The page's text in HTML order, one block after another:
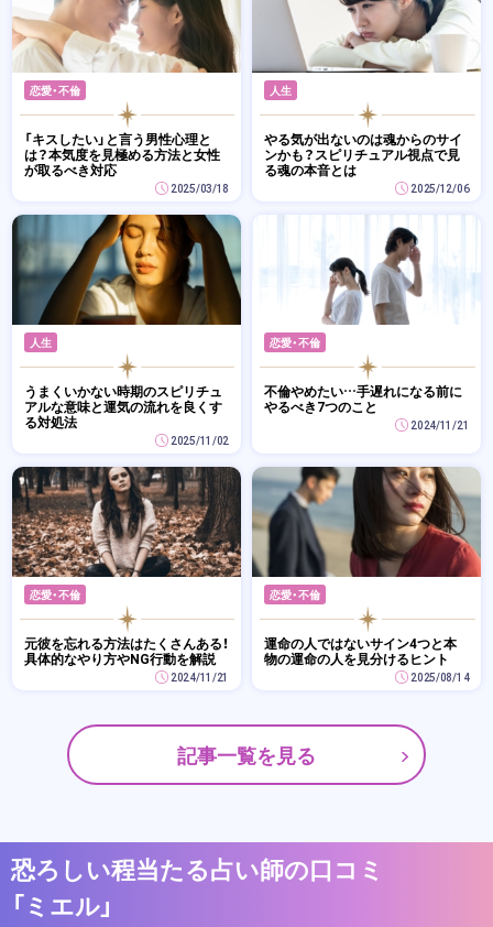
恋愛・不倫
「キスしたい」と言う男性心理と
は？本気度を見極める方法と女性
が取るべき対応
2025/03/18
人生
やる気が出ないのは魂からのサイ
ンかも？スピリチュアル視点で見
る魂の本音とは
2025/12/06
人生
うまくいかない時期のスピリチュ
アルな意味と運気の流れを良くす
る対処法
2025/11/02
恋愛・不倫
不倫やめたい…手遅れになる前に
やるべき7つのこと
2024/11/21
恋愛・不倫
元彼を忘れる方法はたくさんある！
具体的なやり方やNG行動を解説
2024/11/21
恋愛・不倫
運命の人ではないサイン4つと本
物の運命の人を見分けるヒント
2025/08/14
記事一覧を見る
恐ろしい程当たる占い師の口コミ
「ミエル」